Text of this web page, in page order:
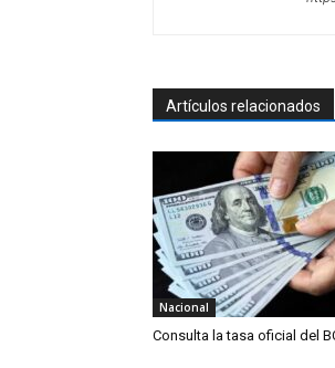
Artículos relacionados
Nacional
Consulta la tasa oficial del